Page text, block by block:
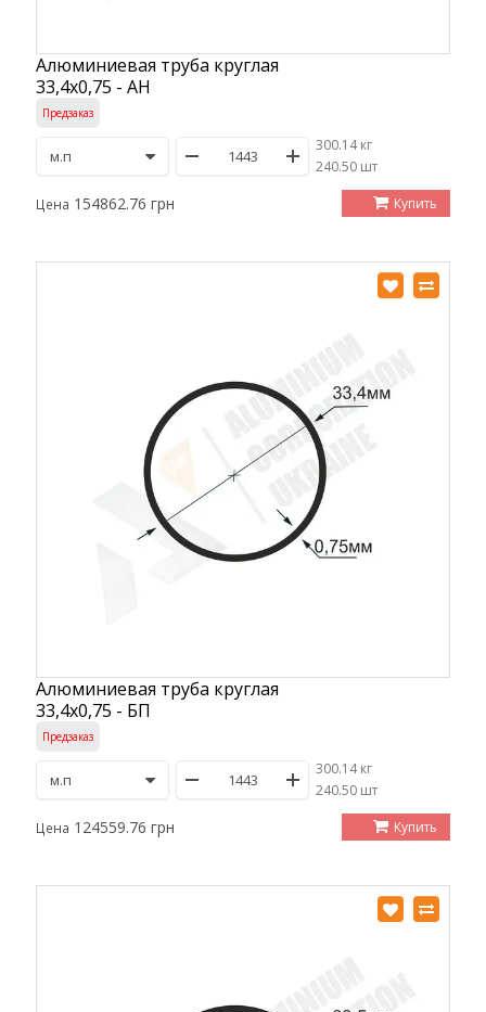
Алюминиевая труба круглая
33,4х0,75 - АН
Предзаказ
300.14 кг
/240.50 шт
Цена 154862.76 грн Купить
Алюминиевая труба круглая
33,4х0,75 - БП
Предзаказ
300.14 кг
/240.50 шт
Цена 124559.76 грн Купить